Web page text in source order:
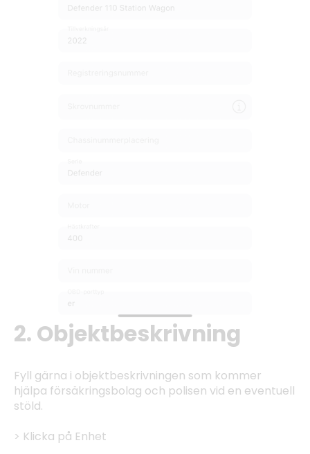
2. Objektbeskrivning
Fyll gärna i objektbeskrivningen som kommer
hjälpa försäkringsbolag och polisen vid en eventuell
stöld.
> Klicka på Enhet